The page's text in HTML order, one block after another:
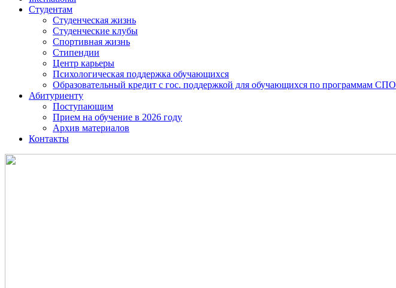
Студентам
Студенческая жизнь
Студенческие клубы
Спортивная жизнь
Стипендии
Центр карьеры
Психологическая поддержка обучающихся
Образовательный кредит с гос. поддержкой для обучающихся по программам СПО
Абитуриенту
Поступающим
Прием на обучение в 2026 году
Архив материалов
Контакты